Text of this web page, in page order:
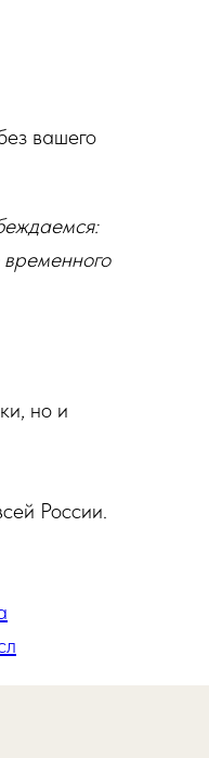
вашего
но и
России.